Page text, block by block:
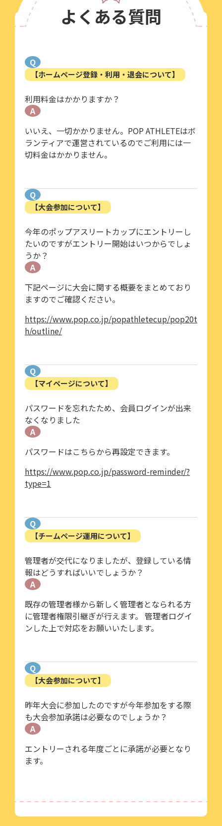
よくある質問
Q
【ホームページ登録・利用・退会について】
利用料金はかかりますか？
A
いいえ、一切かかりません。POP ATHLETEはボ
ランティアで運営されているのでご利用には一
切料金はかかりません。
Q
【大会参加について】
今年のポップアスリートカップにエントリーし
たいのですがエントリー開始はいつからでしょ
うか？
A
下記ページに大会に関する概要をまとめており
ますのでご確認ください。
https://www.pop.co.jp/popathletecup/pop20t
h/outline/
Q
【マイページについて】
パスワードを忘れたため、会員ログインが出来
なくなりました
A
パスワードはこちらから再設定できます。
https://www.pop.co.jp/password-reminder/?
type=1
Q
【チームページ運用について】
管理者が交代になりましたが、登録している情
報はどうすればいいでしょうか？
A
既存の管理者様から新しく管理者となられる方
に管理者権限引継ぎが行えます。 管理者ログイ
ンした上で対応をお願いいたします。
Q
【大会参加について】
昨年大会に参加したのですが今年参加をする際
も大会参加承諾は必要なのでしょうか？
A
エントリーされる年度ごとに承諾が必要となり
ます。